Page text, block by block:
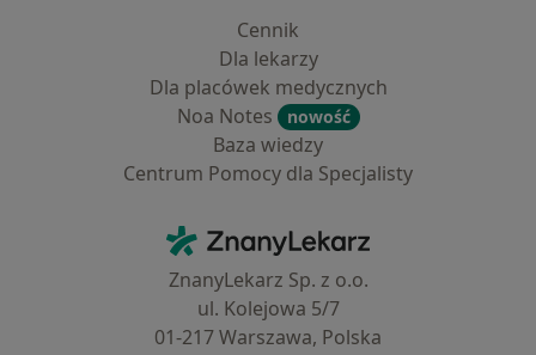
Cennik
Dla lekarzy
Dla placówek medycznych
Noa Notes
nowość
Baza wiedzy
Centrum Pomocy dla Specjalisty
ZnanyLekarz - Strona główna
ZnanyLekarz Sp. z o.o.
ul. Kolejowa 5/7
01-217 Warszawa, Polska